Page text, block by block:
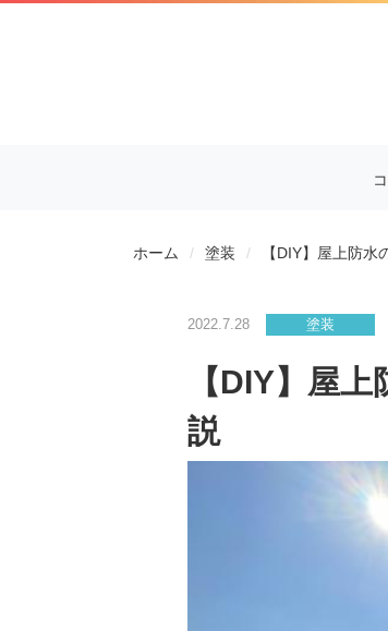
ホーム 塗装 【DIY】屋上防
2022.7.28 塗装
【DIY】屋
説